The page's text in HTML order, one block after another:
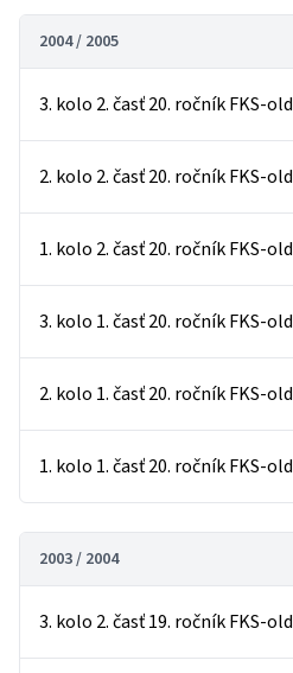
2004 / 2005
3. kolo 2. časť 20. ročník FKS-old
2. kolo 2. časť 20. ročník FKS-old
1. kolo 2. časť 20. ročník FKS-old
3. kolo 1. časť 20. ročník FKS-old
2. kolo 1. časť 20. ročník FKS-old
1. kolo 1. časť 20. ročník FKS-old
2003 / 2004
3. kolo 2. časť 19. ročník FKS-old